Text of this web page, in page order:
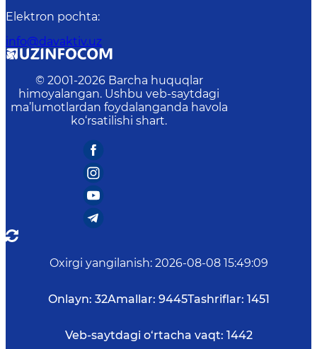
Elektron pochta:
info@davaktiv.uz
© 2001-2026 Barcha huquqlar
himoyalangan. Ushbu veb-saytdagi
ma’lumotlardan foydalanganda havola
ko‘rsatilishi shart.
Oxirgi yangilanish: 2026-08-08 15:49:09
Onlayn: 32Amallar: 9445Tashriflar: 1451
Veb-saytdagi o‘rtacha vaqt: 1442